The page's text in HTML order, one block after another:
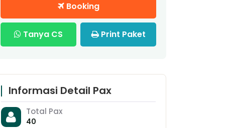
Booking
Tanya CS Print Paket
Informasi Detail Pax
Total Pax
40